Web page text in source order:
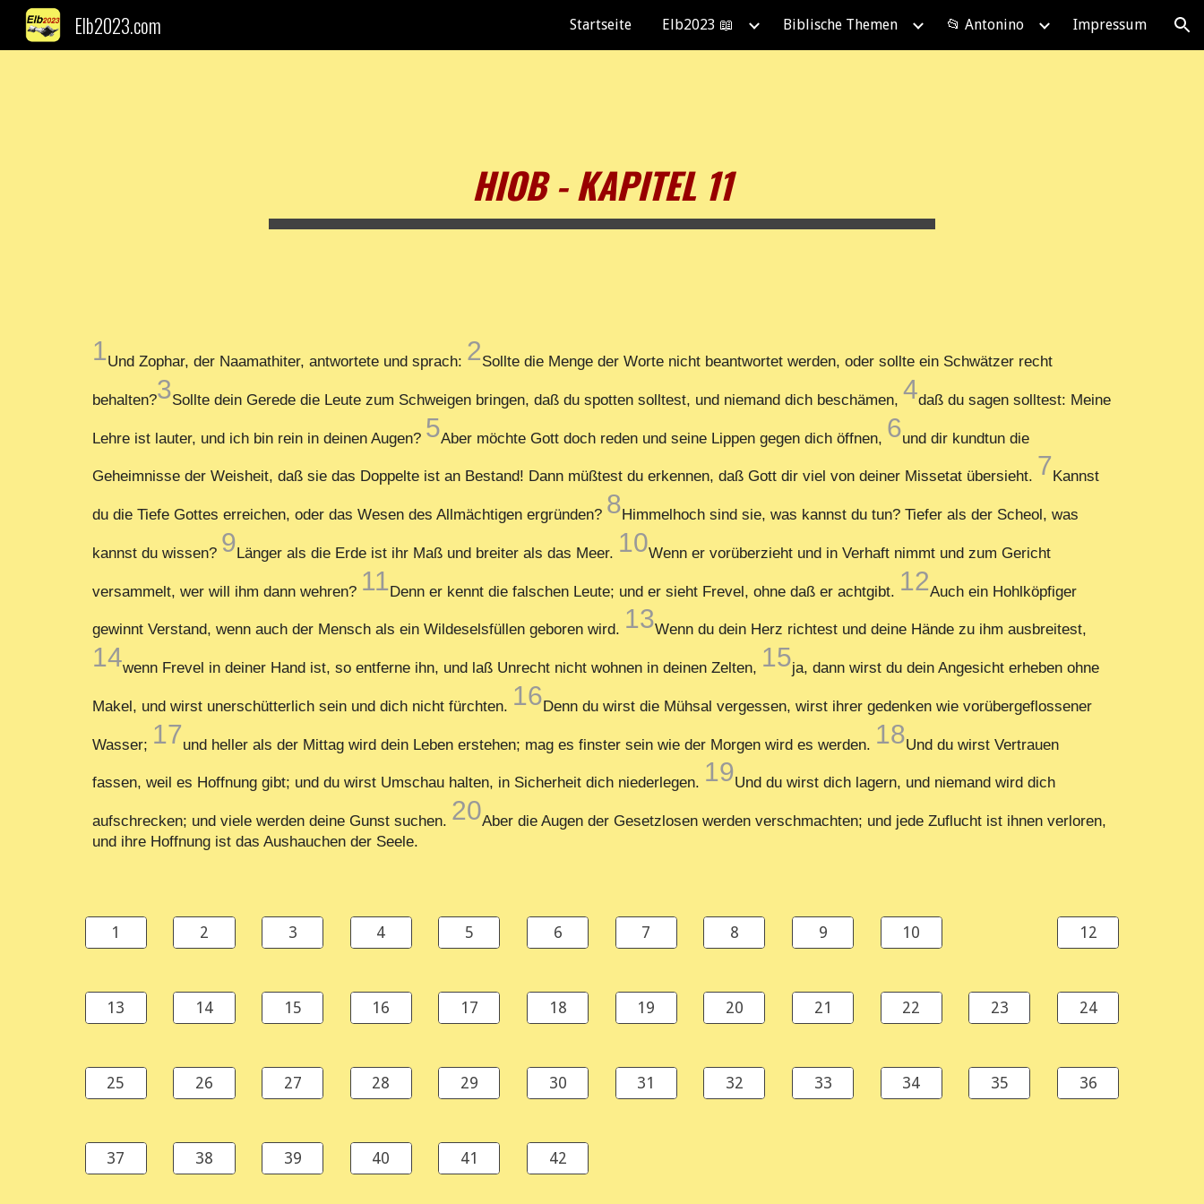
Skip to navigation
Elb2023.com Startseite Elb2023 📖 Biblische Themen 📂 Antonino Impressum
HIOB - KAPITEL 11
1Und Zophar, der Naamathiter, antwortete und sprach: 2Sollte die Menge der Worte nicht beantwortet werden, oder sollte ein Schwätzer recht
behalten?3Sollte dein Gerede die Leute zum Schweigen bringen, daß du spotten solltest, und niemand dich beschämen, 4daß du sagen solltest: Meine
Lehre ist lauter, und ich bin rein in deinen Augen? 5Aber möchte Gott doch reden und seine Lippen gegen dich öffnen, 6und dir kundtun die
Geheimnisse der Weisheit, daß sie das Doppelte ist an Bestand! Dann müßtest du erkennen, daß Gott dir viel von deiner Missetat übersieht. 7Kannst
du die Tiefe Gottes erreichen, oder das Wesen des Allmächtigen ergründen? 8Himmelhoch sind sie, was kannst du tun? Tiefer als der Scheol, was
kannst du wissen? 9Länger als die Erde ist ihr Maß und breiter als das Meer. 10Wenn er vorüberzieht und in Verhaft nimmt und zum Gericht
versammelt, wer will ihm dann wehren? 11Denn er kennt die falschen Leute; und er sieht Frevel, ohne daß er achtgibt. 12Auch ein Hohlköpfiger
gewinnt Verstand, wenn auch der Mensch als ein Wildeselsfüllen geboren wird. 13Wenn du dein Herz richtest und deine Hände zu ihm ausbreitest,
14wenn Frevel in deiner Hand ist, so entferne ihn, und laß Unrecht nicht wohnen in deinen Zelten, 15ja, dann wirst du dein Angesicht erheben ohne
Makel, und wirst unerschütterlich sein und dich nicht fürchten. 16Denn du wirst die Mühsal vergessen, wirst ihrer gedenken wie vorübergeflossener
Wasser; 17und heller als der Mittag wird dein Leben erstehen; mag es finster sein wie der Morgen wird es werden. 18Und du wirst Vertrauen
fassen, weil es Hoffnung gibt; und du wirst Umschau halten, in Sicherheit dich niederlegen. 19Und du wirst dich lagern, und niemand wird dich
aufschrecken; und viele werden deine Gunst suchen. 20Aber die Augen der Gesetzlosen werden verschmachten; und jede Zuflucht ist ihnen verloren,
und ihre Hoffnung ist das Aushauchen der Seele.
1 2 3 4 5 6 7 8 9 10 12
13 14 15 16 17 18 19 20 21 22 23 24
25 26 27 28 29 30 31 32 33 34 35 36
37 38 39 40 41 42